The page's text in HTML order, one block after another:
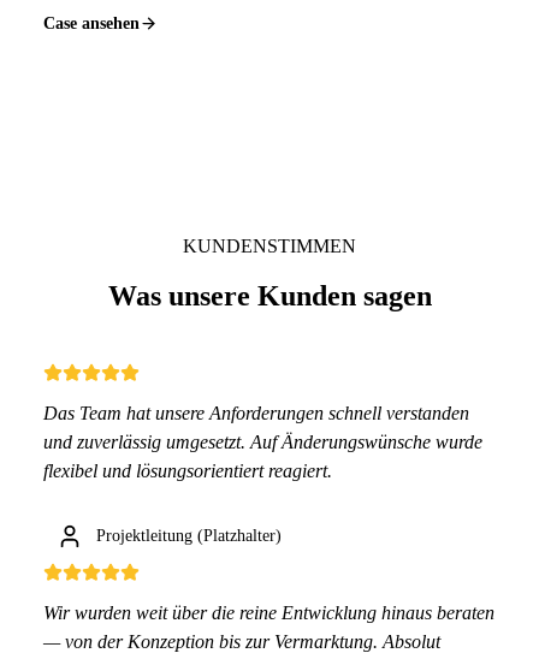
Case ansehen
KUNDENSTIMMEN
Was unsere Kunden sagen
Das Team hat unsere Anforderungen schnell verstanden
und zuverlässig umgesetzt. Auf Änderungswünsche wurde
flexibel und lösungsorientiert reagiert.
Projektleitung (Platzhalter)
Wir wurden weit über die reine Entwicklung hinaus beraten
— von der Konzeption bis zur Vermarktung. Absolut